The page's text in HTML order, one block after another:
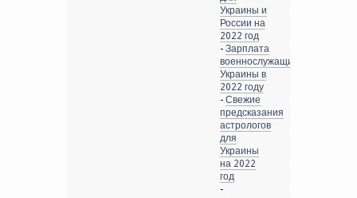
Украины и
России на
2022 год
- Зарплата
военнослужащих
Украины в
2022 году
- Свежие
предсказания
астрологов
для
Украины
на 2022
год
-